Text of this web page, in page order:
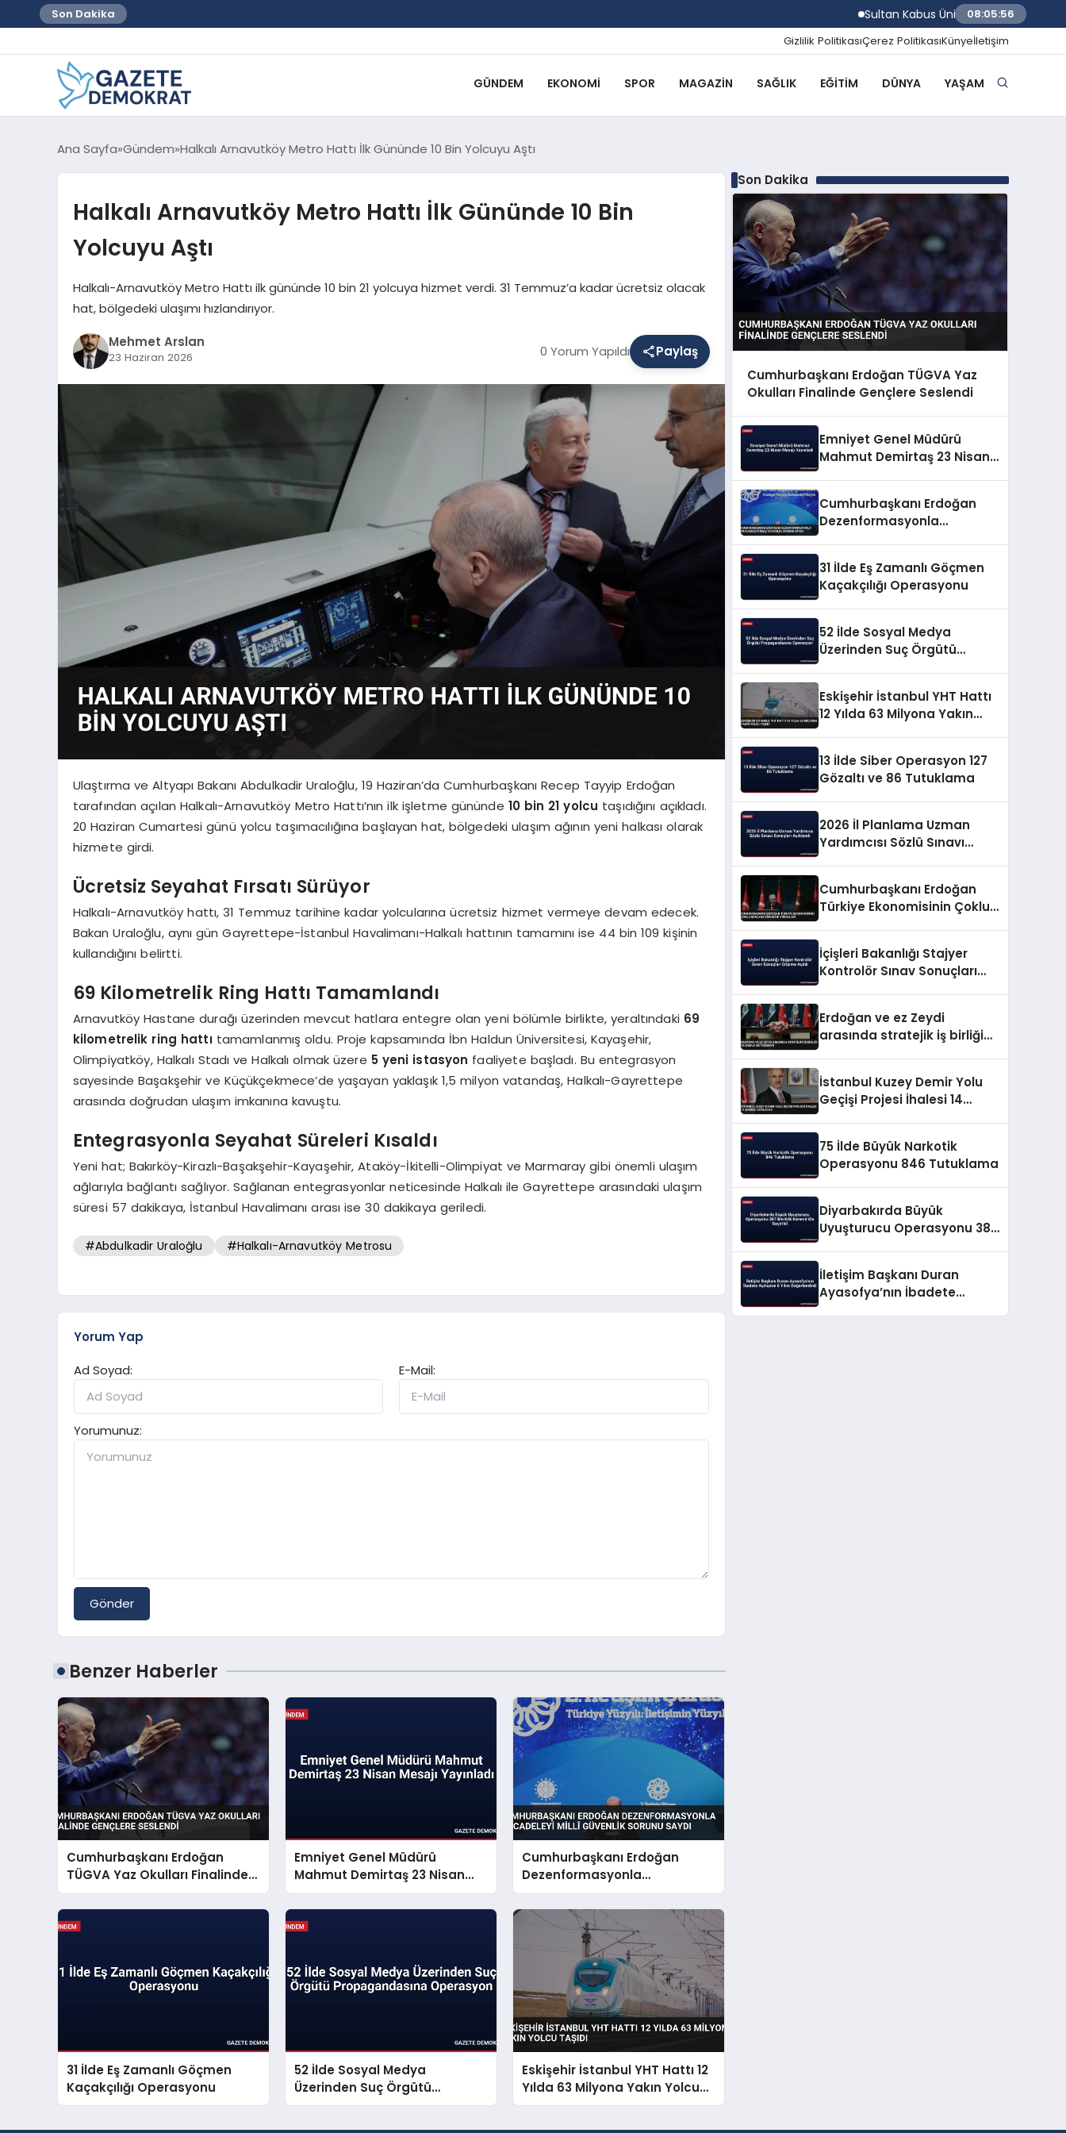
Son Dakika Sultan Kabus Üniversitesi Afaq Programı
08:05:57
Gizlilik PolitikasıÇerez PolitikasıKünyeİletişim
GÜNDEM EKONOMI SPOR MAGAZIN SAĞLIK EĞITIM DÜNYA YAŞAM
Ana Sayfa Gündem Halkalı Arnavutköy Metro Hattı İlk Gününde 10 Bin Yolcuyu Aştı
Halkalı Arnavutköy Metro Hattı İlk Gününde 10 Bin
Yolcuyu Aştı
Halkalı-Arnavutköy Metro Hattı ilk gününde 10 bin 21 yolcuya hizmet verdi. 31 Temmuz’a kadar ücretsiz olacak
hat, bölgedeki ulaşımı hızlandırıyor.
Mehmet Arslan
23 Haziran 2026 0 Yorum Yapıldı Paylaş
Ulaştırma ve Altyapı Bakanı Abdulkadir Uraloğlu, 19 Haziran’da Cumhurbaşkanı Recep Tayyip Erdoğan
tarafından açılan Halkalı-Arnavutköy Metro Hattı’nın ilk işletme gününde 10 bin 21 yolcu taşıdığını açıkladı.
20 Haziran Cumartesi günü yolcu taşımacılığına başlayan hat, bölgedeki ulaşım ağının yeni halkası olarak
hizmete girdi.
Ücretsiz Seyahat Fırsatı Sürüyor
Halkalı-Arnavutköy hattı, 31 Temmuz tarihine kadar yolcularına ücretsiz hizmet vermeye devam edecek.
Bakan Uraloğlu, aynı gün Gayrettepe-İstanbul Havalimanı-Halkalı hattının tamamını ise 44 bin 109 kişinin
kullandığını belirtti.
69 Kilometrelik Ring Hattı Tamamlandı
Arnavutköy Hastane durağı üzerinden mevcut hatlara entegre olan yeni bölümle birlikte, yeraltındaki 69
kilometrelik ring hattıtamamlanmış oldu. Proje kapsamında İbn Haldun Üniversitesi, Kayaşehir,
Olimpiyatköy, Halkalı Stadı ve Halkalı olmak üzere 5 yeni istasyon faaliyete başladı. Bu entegrasyon
sayesinde Başakşehir ve Küçükçekmece’de yaşayan yaklaşık 1,5 milyon vatandaş, Halkalı-Gayrettepe
arasında doğrudan ulaşım imkanına kavuştu.
Entegrasyonla Seyahat Süreleri Kısaldı
Yeni hat; Bakırköy-Kirazlı-Başakşehir-Kayaşehir, Ataköy-İkitelli-Olimpiyat ve Marmaray gibi önemli ulaşım
ağlarıyla bağlantı sağlıyor. Sağlanan entegrasyonlar neticesinde Halkalı ile Gayrettepe arasındaki ulaşım
süresi 57 dakikaya, İstanbul Havalimanı arası ise 30 dakikaya geriledi.
#Abdulkadir Uraloğlu #Halkalı-Arnavutköy Metrosu
Yorum Yap
Ad Soyad:
E-Mail:
Yorumunuz:
Gönder
Benzer Haberler
Cumhurbaşkanı Erdoğan
TÜGVA Yaz Okulları Finalinde
Gençlere Seslendi
Emniyet Genel Müdürü
Mahmut Demirtaş 23 Nisan
Mesajı Yayınladı
Cumhurbaşkanı Erdoğan
Dezenformasyonla
Mücadeleyi Millî Güvenlik
Sorunu Saydı
31 İlde Eş Zamanlı Göçmen
Kaçakçılığı Operasyonu
52 İlde Sosyal Medya
Üzerinden Suç Örgütü
Propagandasına Operasyon
Eskişehir İstanbul YHT Hattı 12
Yılda 63 Milyona Yakın Yolcu
Taşıdı
Son Dakika
Cumhurbaşkanı Erdoğan TÜGVA Yaz
Okulları Finalinde Gençlere Seslendi
Emniyet Genel Müdürü
Mahmut Demirtaş 23 Nisan
Cumhurbaşkanı Erdoğan
Dezenformasyonla
31 İlde Eş Zamanlı Göçmen
Kaçakçılığı Operasyonu
52 İlde Sosyal Medya
Üzerinden Suç Örgütü
Eskişehir İstanbul YHT Hattı
12 Yılda 63 Milyona Yakın
13 İlde Siber Operasyon 127
Gözaltı ve 86 Tutuklama
2026 İl Planlama Uzman
Yardımcısı Sözlü Sınavı
Cumhurbaşkanı Erdoğan
Türkiye Ekonomisinin Çoklu
İçişleri Bakanlığı Stajyer
Kontrolör Sınav Sonuçları
Erdoğan ve ez Zeydi
arasında stratejik iş birliği
İstanbul Kuzey Demir Yolu
Geçişi Projesi İhalesi 14
75 İlde Büyük Narkotik
Operasyonu 846 Tutuklama
Diyarbakırda Büyük
Uyuşturucu Operasyonu 387
İletişim Başkanı Duran
Ayasofya’nın İbadete